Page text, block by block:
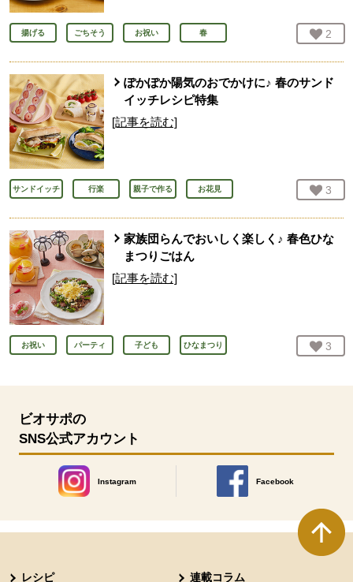
揚げる ごちそう お祝い 春 お気
2
ぽかぽか陽気のおでかけに♪ 春のサンド
イッチレシピ特集
[記事を読む]
サンドイッチ 行楽 親子で作る お花見 お気
3
家族団らんでおいしく楽しく♪ 春色ひな
まつりごはん
[記事を読む]
お祝い パーティ 子ども ひなまつり お気
3
ビオサポの
SNS公式アカウント
Instagram
別のウィンドウで開きます。
Facebook
別のウィンドウで開きます
レシピ 連載コラム